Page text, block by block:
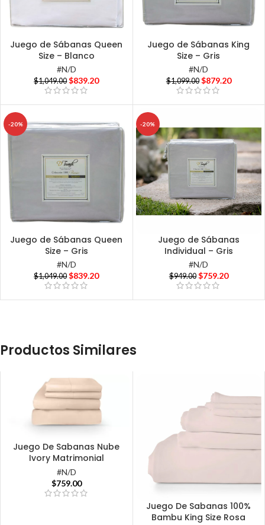
Juego de Sábanas Queen
Size – Blanco
#N/D
$1,049.00 $839.20
Juego de Sábanas King
Size – Gris
#N/D
$1,099.00 $879.20
-20%
Juego de Sábanas Queen
Size – Gris
#N/D
$1,049.00 $839.20
-20%
Juego de Sábanas
Individual – Gris
#N/D
$949.00 $759.20
Productos Similares
Juego De Sabanas Nube
Ivory Matrimonial
#N/D
$759.00
Juego De Sabanas 100%
Bambu King Size Rosa